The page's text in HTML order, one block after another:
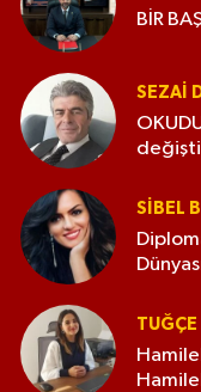
BİR
SEZAI
SIBEL
TUĞÇE